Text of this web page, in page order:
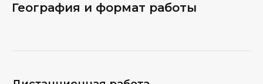
География и формат работы